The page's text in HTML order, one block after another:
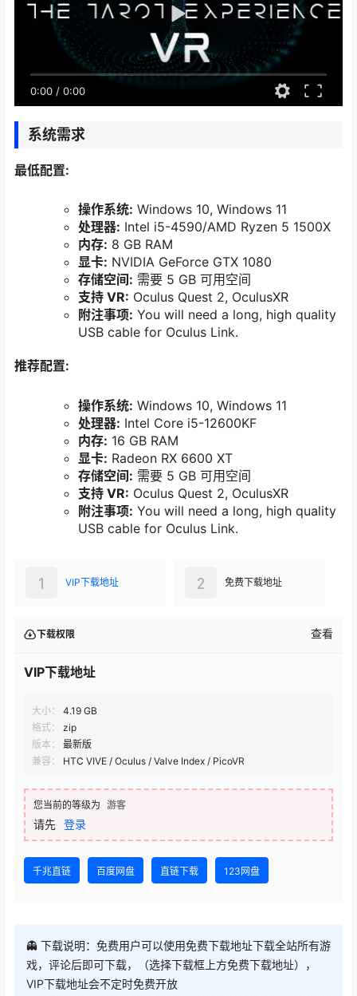
0:00 / 0:00
系统需求
最低配置:
操作系统: Windows 10, Windows 11
处理器: Intel i5-4590/AMD Ryzen 5 1500X
内存: 8 GB RAM
显卡: NVIDIA GeForce GTX 1080
存储空间: 需要 5 GB 可用空间
支持 VR: Oculus Quest 2, OculusXR
附注事项: You will need a long, high quality
USB cable for Oculus Link.
推荐配置:
操作系统: Windows 10, Windows 11
处理器: Intel Core i5-12600KF
内存: 16 GB RAM
显卡: Radeon RX 6600 XT
存储空间: 需要 5 GB 可用空间
支持 VR: Oculus Quest 2, OculusXR
附注事项: You will need a long, high quality
USB cable for Oculus Link.
VIP下载地址
1 免费下载地址
2
下载权限 查看
VIP下载地址
大小：
4.19 GB
格式：
zip
版本：
最新版
兼容：
HTC VIVE / Oculus / Valve Index / PicoVR
您当前的等级为 游客
请先 登录
千兆直链 百度网盘 直链下载 123网盘
👻 下载说明：免费用户可以使用免费下载地址下载全站所有游
戏，评论后即可下载，（选择下载框上方免费下载地址），
VIP下载地址会不定时免费开放